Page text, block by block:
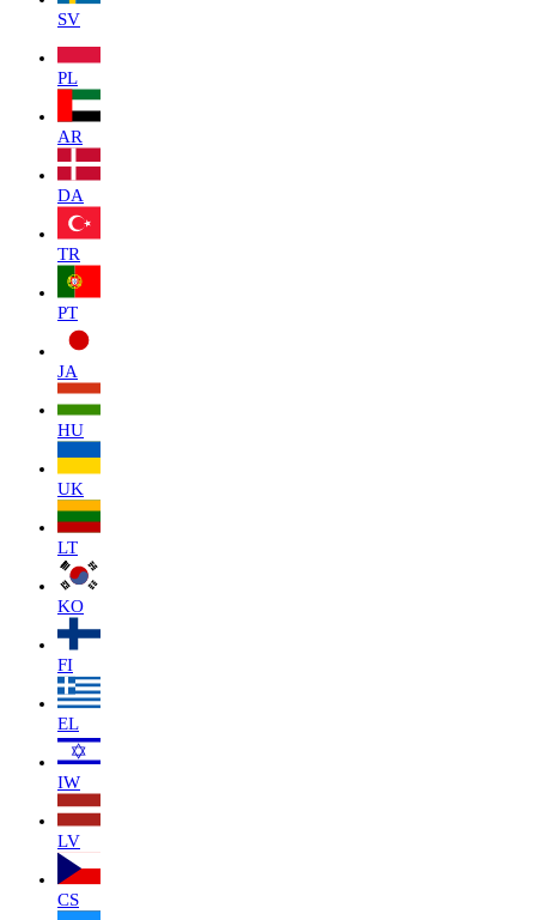
SV
PL
AR
DA
TR
PT
JA
HU
UK
LT
KO
FI
EL
IW
LV
CS